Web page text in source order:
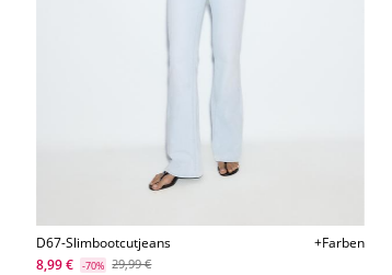
D67-Slimbootcutjeans
+Farben
8,99 €
-70% 29,99 €